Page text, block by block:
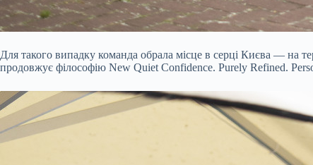
Для такого випадку команда обрала місце в серці Києва — на
продовжує філософію New Quiet Confidence. Purely Refined.